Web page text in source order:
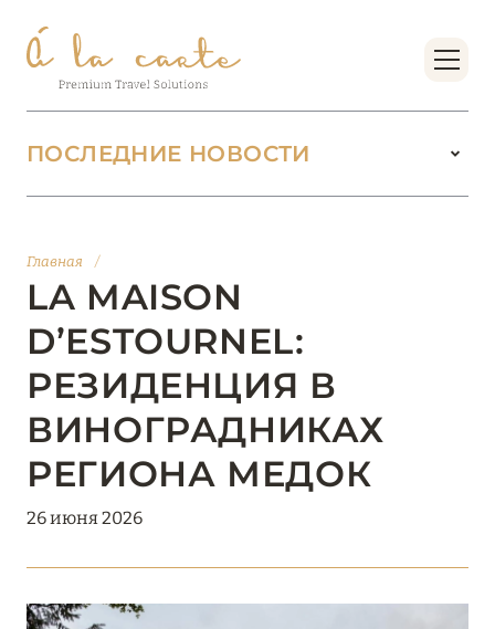
Главная /
LA MAISON
D’ESTOURNEL:
РЕЗИДЕНЦИЯ В
ВИНОГРАДНИКАХ
РЕГИОНА МЕДОК
26 июня 2026
ПОСЛЕДНИЕ НОВОСТИ
БУТИК-КУРОРТЫ МАЛЬДИВСКИХ ОСТРОВОВ
01 июня 2026
JUMEIRAH OLHAHALI ISLAND MALDIVES: ВАШ
ОАЗИС ТЕПЛА И ИЗЫСКАННОСТИ
THE ST. REGIS MALDIVES VOMMULI: